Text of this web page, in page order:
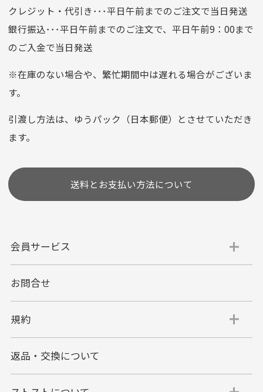
口座名義
株式会社一条
クレジットカード
選びいただけない場合がございます。
代金引換
代引手数料一律400円
す。
代金引換でのお支払い方法は現金のみとなりま
す。
クレジット・代引き･･･平日午前までのご注文で当日発送
銀行振込･･･平日午前までのご注文で、平日午前9：00まで
のご入金で当日発送
※在庫のない場合や、繁忙期間中は遅れる場合がございま
す。
引渡し方法は、ゆうパック（日本郵便）とさせていただき
ます。
送料とお支払い方法について
会員サービス
お問合せ
規約
返品・交換について